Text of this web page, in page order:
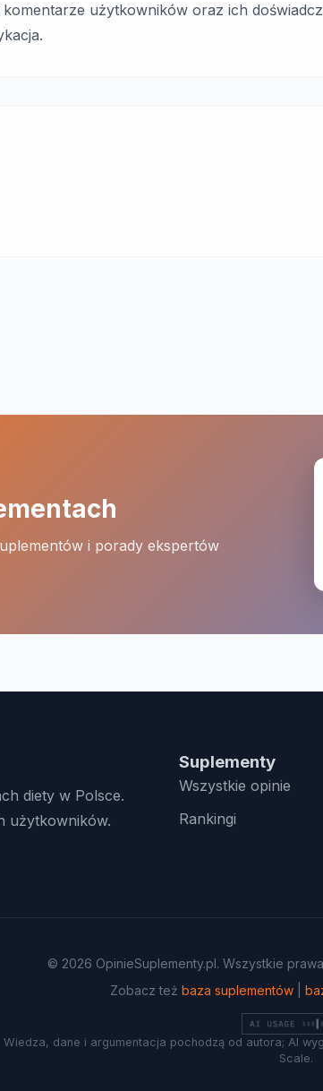
użytkowników oraz ich
i porady ekspertów
diety w Polsce.
użytkowników.
Suplementy
Wszystkie opinie
Rankingi
© 2026 OpinieSuplementy.pl. Wszystkie
Zobacz też baza suplementów
Wiedza, dane i argumentacja pochodzą od autora; AI
Scale.